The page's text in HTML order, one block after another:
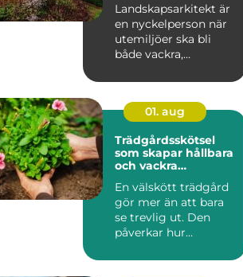
Landskapsarkitekt är
en nyckelperson när
utemiljöer ska bli
både vackra,
hållbara ö...
01. aug
Trädgårdsskötsel
som skapar hållbara
och vackra
En välskött trädgård
gör mer än att bara
se trevlig ut. Den
påverkar hur
mycket t...